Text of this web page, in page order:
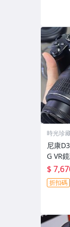
時光珍
尼康
G VR
拆修無
跡 鏡
$
折扣碼